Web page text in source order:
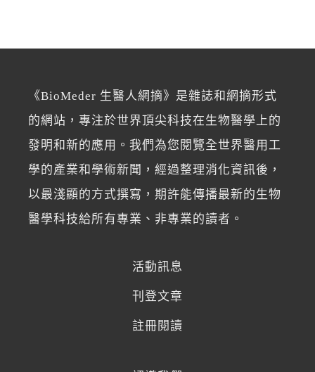
《BioMeder 生醫人網摘》是雜誌和網摘形式
的網站，專注於世界頂尖科技在生物醫學上的
發明和新的應用。我們為您閱覽全世界醫用工
學的產業和學術新聞，經過整理消化資訊後，
以最淺顯的方式撰寫，期許能傳播最新的生物
醫學科技給所有專業、非專業的讀者。
活動訊息
刊登文章
註冊閱讀